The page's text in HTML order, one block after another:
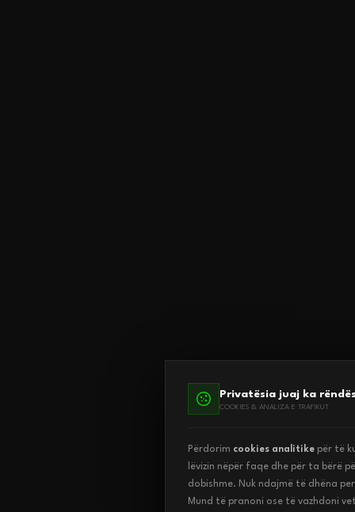
Privatësia juaj ka
COOKIES & ANALIZA E TRAFIKUT
Përdorim cookies analitikepër të
lëvizin nëpër faqe dhe për ta bërë
dobishme. Nuk ndajmë të dhëna
Mund të pranoni ose të vazhdoni